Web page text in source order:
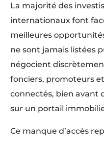
La majorité des
internationaux font
meilleures
ne sont jamais listées
négocient
fonciers, promoteurs
connectés, bien avant
sur un portail
Ce manque d’accès